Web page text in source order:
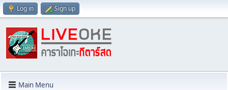
Log in Sign up
Main Menu